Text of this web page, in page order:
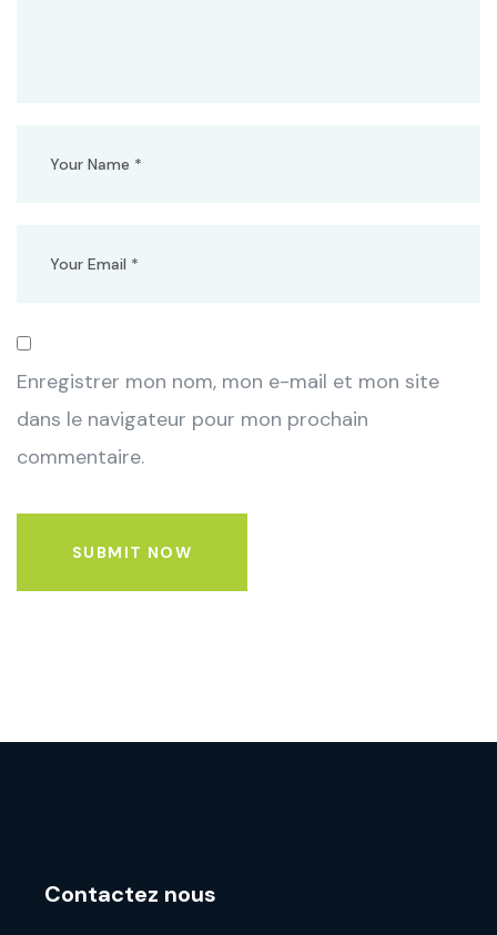
Enregistrer mon nom, mon e-mail et mon site
dans le navigateur pour mon prochain
commentaire.
SUBMIT NOW
Contactez nous